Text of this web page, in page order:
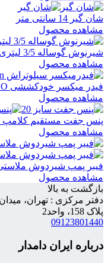
شان گیر 14 سانتی متر
مشاهده محصول
شیرنوش گوساله 3/5 لیتری زرد
مشاهده محصول
فیدر میکسر خودکششی ZAGO
مشاهده محصول
پنس جفت مستقیم کلامپ
مشاهده محصول
فیبر پمپ شیردوش ملاستی
مشاهده محصول
بازگشت به بالا
دفتر مرکزی : تهران،
پلاک 158، واحد2
09123801440
درباره ایران دامدار